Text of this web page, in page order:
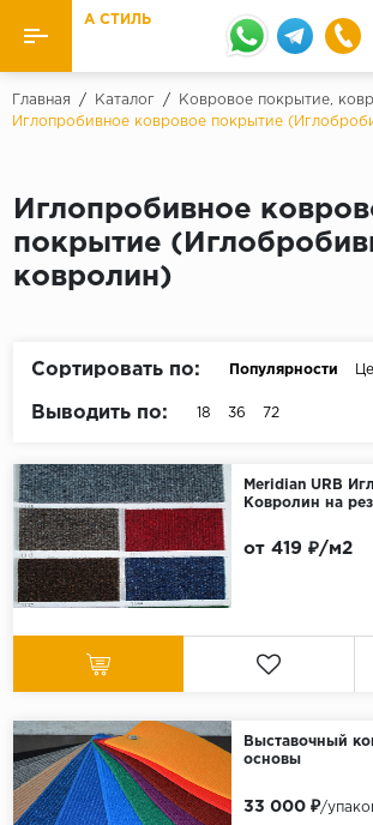
Назад
Паркетная доска
Ковролин и ковровая плитка
Линолеум
Плинтус
Кварцевый ламинат SPC
Подложка под паркет и ламинат
А СТИЛЬ
Главная / Каталог / Ковровое покрытие,
Иглопробивное ковровое покрытие
Иглопробивное
покрытие
ковролин)
Сортировать по: Популярности
Выводить по: 18 36 72
Meridian URB
Ковролин на
от 419 ₽/м2
Выставочный
основы
33 000 ₽/